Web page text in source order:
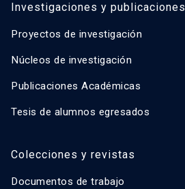
Investigaciones y publicaciones
Proyectos de investigación
Núcleos de investigación
Publicaciones Académicas
Tesis de alumnos egresados
Colecciones y revistas
Documentos de trabajo